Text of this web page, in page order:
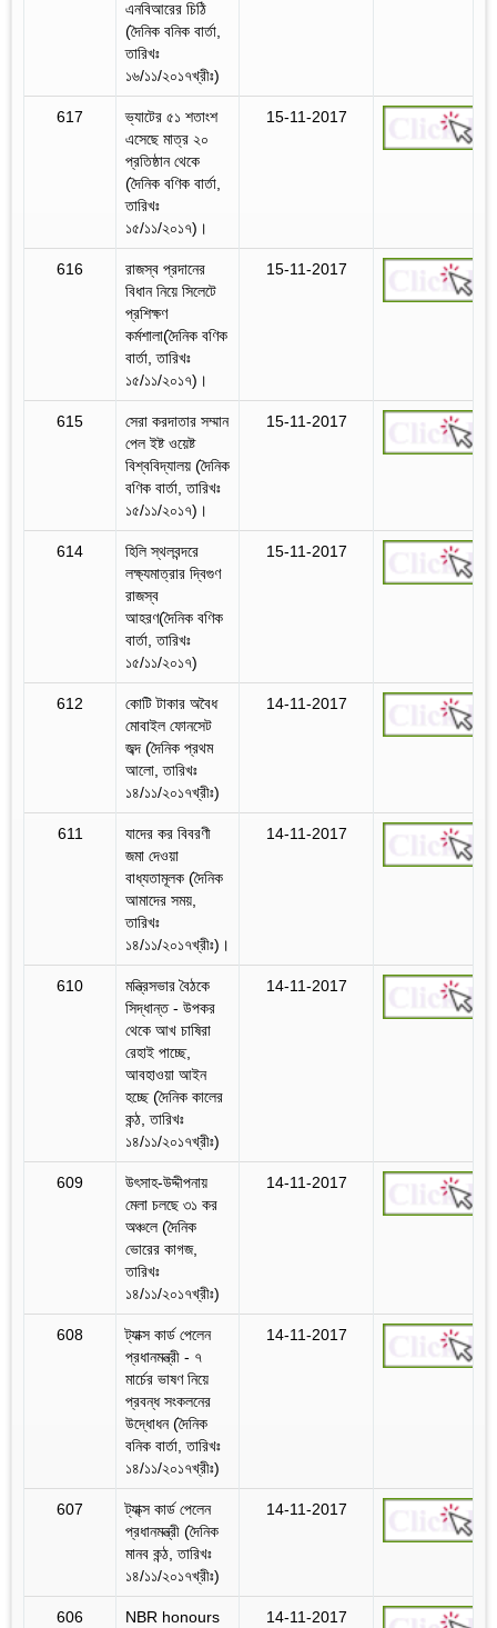
এনবিআরের চিঠি
(দৈনিক বনিক বার্তা,
তারিখঃ
১৬/১১/২০১৭খ্রীঃ)
617
ভ্যাটের ৫১ শতাংশ
এসেছে মাত্র ২০
প্রতিষ্ঠান থেকে
(দৈনিক বণিক বার্তা,
তারিখঃ
১৫/১১/২০১৭)।
15-11-2017
616
রাজস্ব প্রদানের
বিধান নিয়ে সিলেটে
প্রশিক্ষণ
কর্মশালা(দৈনিক বণিক
বার্তা, তারিখঃ
১৫/১১/২০১৭)।
15-11-2017
615
সেরা করদাতার সম্মান
পেল ইষ্ট ওয়েষ্ট
বিশ্ববিদ্যালয় (দৈনিক
বণিক বার্তা, তারিখঃ
১৫/১১/২০১৭)।
15-11-2017
614
হিলি স্থলবন্দরে
লক্ষ্যমাত্রার দ্বিগুণ
রাজস্ব
আহরণ(দৈনিক বণিক
বার্তা, তারিখঃ
১৫/১১/২০১৭)
15-11-2017
612
কোটি টাকার অবৈধ
মোবাইল ফোনসেট
জব্দ (দৈনিক প্রথম
আলো, তারিখঃ
১৪/১১/২০১৭খ্রীঃ)
14-11-2017
611
যাদের কর বিবরণী
জমা দেওয়া
বাধ্যতামূলক (দৈনিক
আমাদের সময়,
তারিখঃ
১৪/১১/২০১৭খ্রীঃ)।
14-11-2017
610
মন্ত্রিসভার বৈঠকে
সিদ্ধান্ত - উপকর
থেকে আখ চাষিরা
রেহাই পাচ্ছে,
আবহাওয়া আইন
হচ্ছে (দৈনিক কালের
কন্ঠ, তারিখঃ
১৪/১১/২০১৭খ্রীঃ)
14-11-2017
609
উৎসাহ-উদ্দীপনায়
মেলা চলছে ৩১ কর
অঞ্চলে (দৈনিক
ভোরের কাগজ,
তারিখঃ
১৪/১১/২০১৭খ্রীঃ)
14-11-2017
608
ট্যাক্স কার্ড পেলেন
প্রধানমন্ত্রী - ৭
মার্চের ভাষণ নিয়ে
প্রবন্ধ সংকলনের
উদ্ধোধন (দৈনিক
বনিক বার্তা, তারিখঃ
১৪/১১/২০১৭খ্রীঃ)
14-11-2017
607
ট্যা্ক্স কার্ড পেলেন
প্রধানমন্ত্রী (দৈনিক
মানব কন্ঠ, তারিখঃ
১৪/১১/২০১৭খ্রীঃ)
14-11-2017
606
NBR honours
14-11-2017